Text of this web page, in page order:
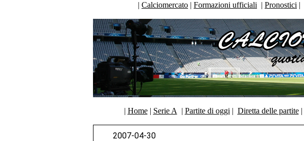
| Calciomercato | Formazioni ufficiali | Pronostici |
| Home| Serie A | Partite di oggi | Diretta delle partite|
2007-04-30